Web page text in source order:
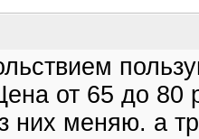
от 65 до
них меняю. а